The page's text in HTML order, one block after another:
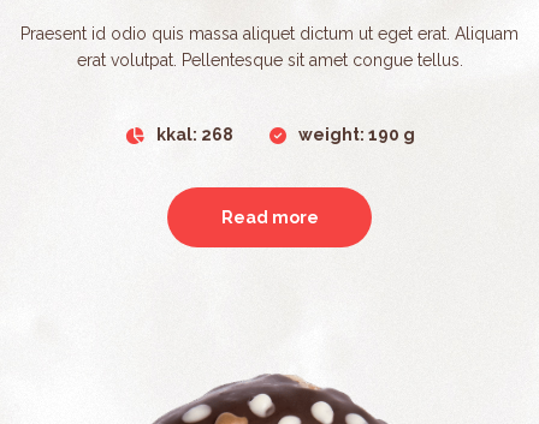
Praesent id odio quis massa aliquet dictum ut eget erat. Aliquam
erat volutpat. Pellentesque sit amet congue tellus.
kkal: 268 weight: 190 g
Read more